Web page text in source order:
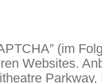
(im
Websites.